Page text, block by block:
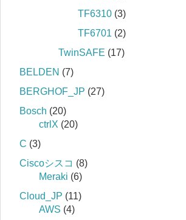
TF6310 (3)
TF6701 (2)
TwinSAFE (17)
BELDEN (7)
BERGHOF_JP (27)
Bosch (20)
ctrlX (20)
C (3)
Ciscoシスコ (8)
Meraki (6)
Cloud_JP (11)
AWS (4)